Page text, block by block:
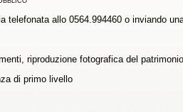
telefonata allo 0564.994460 o inviando
riproduzione fotografica del
di primo livello